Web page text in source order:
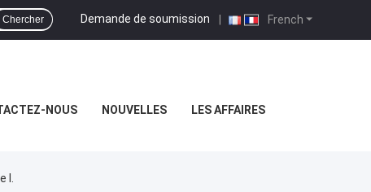
French
Demande de soumission |
Chercher
NOUS NOUVELLES LES AFFAIRES
I.